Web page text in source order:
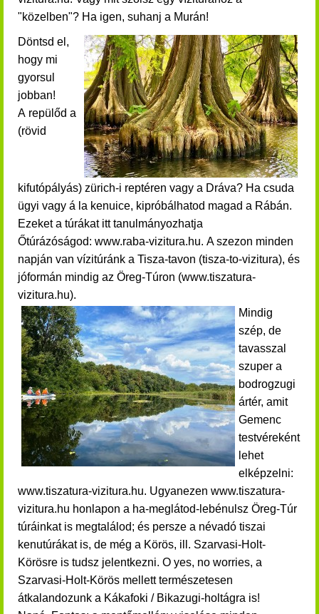
"közelben"? Ha igen, suhanj a Murán!
Döntsd el,
hogy mi
gyorsul
jobban!
A repülőd a
(rövid
kifutópályás) zürich-i reptéren vagy a Dráva? Ha csuda
ügyi vagy á la kenuice, kipróbálhatod magad a Rábán.
Ezeket a túrákat itt tanulmányozhatja
Őtúrázóságod: www.raba-vizitura.hu. A szezon minden
napján van vízitúránk a Tisza-tavon (tisza-to-vizitura), és
jóformán mindig az Öreg-Túron (www.tiszatura-
vizitura.hu).
Mindig
szép, de
tavasszal
szuper a
bodrogzugi
ártér, amit
Gemenc
testvéreként
lehet
elképzelni:
www.tiszatura-vizitura.hu. Ugyanezen www.tiszatura-
vizitura.hu honlapon a ha-meglátod-lebénulsz Öreg-Túr
túráinkat is megtalálod; és persze a névadó tiszai
kenutúrákat is, de még a Körös, ill. Szarvasi-Holt-
Körösre is tudsz jelentkezni. O yes, no worries, a
Szarvasi-Holt-Körös mellett természetesen
átkalandozunk a Kákafoki / Bikazugi-holtágra is!